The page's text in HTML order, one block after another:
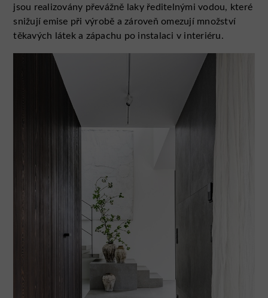
jsou realizovány převážně laky ředitelnými vodou, které
snižují emise při výrobě a zároveň omezují množství
těkavých látek a zápachu po instalaci v interiéru.